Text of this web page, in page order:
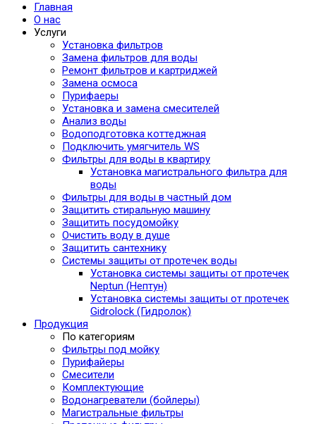
Главная
О нас
Услуги
Установка фильтров
Замена фильтров для воды
Ремонт фильтров и картриджей
Замена осмоса
Пурифаеры
Установка и замена смесителей
Анализ воды
Водоподготовка коттеджная
Подключить умягчитель WS
Фильтры для воды в квартиру
Установка магистрального фильтра для
воды
Фильтры для воды в частный дом
Защитить стиральную машину
Защитить посудомойку
Очистить воду в душе
Защитить сантехнику
Системы защиты от протечек воды
Установка системы защиты от протечек
Neptun (Нептун)
Установка системы защиты от протечек
Gidrolock (Гидролок)
Продукция
По категориям
Фильтры под мойку
Пурифайеры
Смесители
Комплектующие
Водонагреватели (бойлеры)
Магистральные фильтры